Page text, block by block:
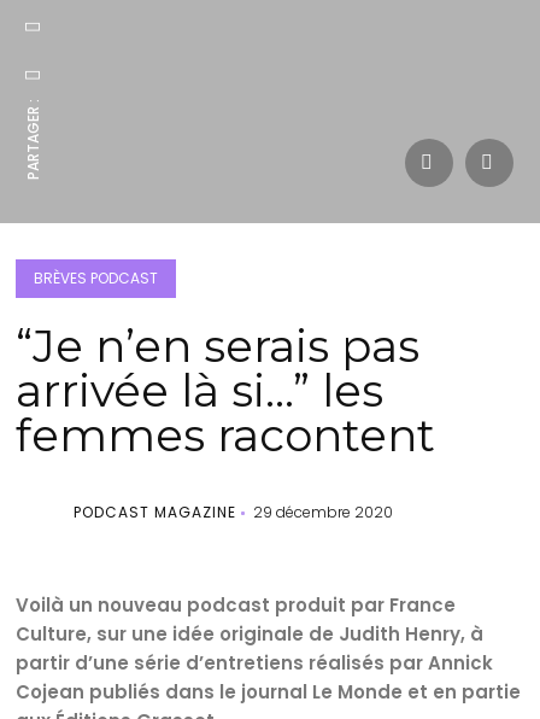
PARTAGER :
BRÈVES PODCAST
“Je n’en serais pas
arrivée là si…” les
femmes racontent
PODCAST MAGAZINE 29 décembre 2020
Voilà un nouveau podcast produit par France
Culture, sur une idée originale de Judith Henry, à
partir d’une série d’entretiens réalisés par Annick
Cojean publiés dans le journal Le Monde et en partie